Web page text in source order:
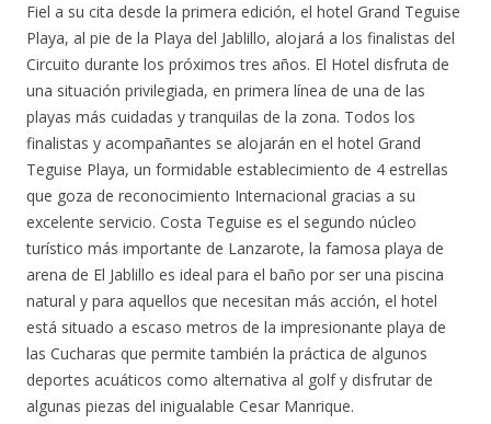
Fiel a su cita desde la primera edición, el hotel Grand Teguise
Playa, al pie de la Playa del Jablillo, alojará a los finalistas del
Circuito durante los próximos tres años. El Hotel disfruta de
una situación privilegiada, en primera línea de una de las
playas más cuidadas y tranquilas de la zona. Todos los
finalistas y acompañantes se alojarán en el hotel Grand
Teguise Playa, un formidable establecimiento de 4 estrellas
que goza de reconocimiento Internacional gracias a su
excelente servicio. Costa Teguise es el segundo núcleo
turístico más importante de Lanzarote, la famosa playa de
arena de El Jablillo es ideal para el baño por ser una piscina
natural y para aquellos que necesitan más acción, el hotel
está situado a escaso metros de la impresionante playa de
las Cucharas que permite también la práctica de algunos
deportes acuáticos como alternativa al golf y disfrutar de
algunas piezas del inigualable Cesar Manrique.